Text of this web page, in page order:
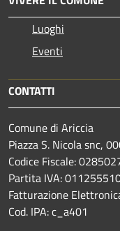
Luoghi
Eventi
CONTATTI
Comune di Ariccia
Piazza S. Nicola snc,
Codice Fiscale:
Partita IVA:
Fatturazione
Cod. IPA: c_a401